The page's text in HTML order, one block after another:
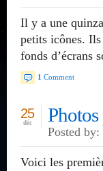
Il y a une
petits icônes.
fonds d’écrans
1 Comment
25
déc
Posted
Voici les